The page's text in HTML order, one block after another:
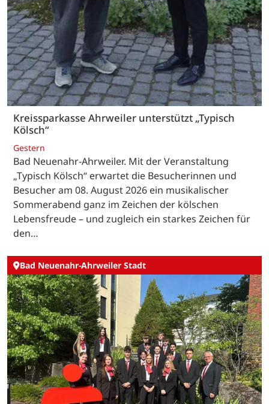
Kreissparkasse Ahrweiler unterstützt „Typisch
Kölsch“
Gestern
Bad Neuenahr-Ahrweiler. Mit der Veranstaltung
„Typisch Kölsch“ erwartet die Besucherinnen und
Besucher am 08. August 2026 ein musikalischer
Sommerabend ganz im Zeichen der kölschen
Lebensfreude – und zugleich ein starkes Zeichen für
den…
Bad Neuenahr-Ahrweiler Stadt